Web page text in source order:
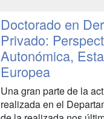
en el ámbito de la
cómo de la imposición
Doctorado en
Privado:
Autonómica,
Europea
Una gran parte de la
realizada en el